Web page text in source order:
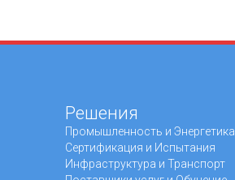
Решения
Промышленность и Энергетика
Сертификация и Испытания
Инфраструктура и Транспорт